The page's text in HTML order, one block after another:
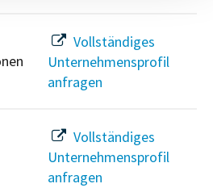
Vollständiges
Unternehmensprofil
anfragen
Vollständiges
Unternehmensprofil
anfragen